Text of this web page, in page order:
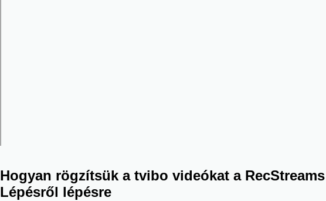
Hogyan rögzítsük a tvibo videókat a
Lépésről lépésre